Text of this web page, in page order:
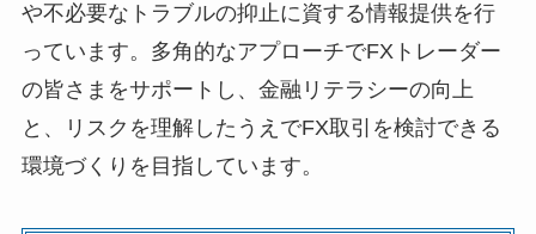
や不必要なトラブルの抑止に資する情報提供を行
っています。多角的なアプローチでFXトレーダー
の皆さまをサポートし、金融リテラシーの向上
と、リスクを理解したうえでFX取引を検討できる
環境づくりを目指しています。